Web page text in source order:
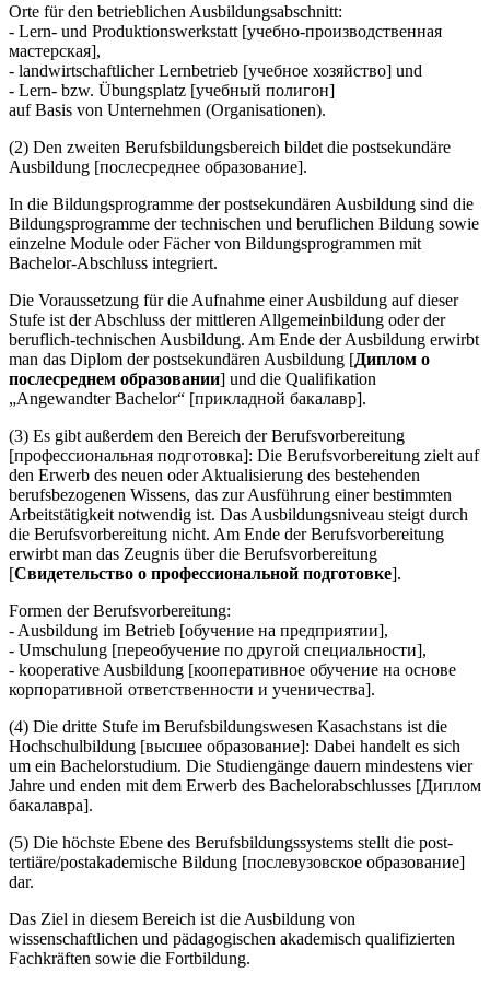
Orte für den betrieblichen Ausbildungsabschnitt:
- Lern- und Produktionswerkstatt [учебно-производственная
мастерская],
- landwirtschaftlicher Lernbetrieb [учебное хозяйство] und
- Lern- bzw. Übungsplatz [учебный полигон]
auf Basis von Unternehmen (Organisationen).
(2) Den zweiten Berufsbildungsbereich bildet die postsekundäre
Ausbildung [послесреднее образование].
In die Bildungsprogramme der postsekundären Ausbildung sind die
Bildungsprogramme der technischen und beruflichen Bildung sowie
einzelne Module oder Fächer von Bildungsprogrammen mit
Bachelor-Abschluss integriert.
Die Voraussetzung für die Aufnahme einer Ausbildung auf dieser
Stufe ist der Abschluss der mittleren Allgemeinbildung oder der
beruflich-technischen Ausbildung. Am Ende der Ausbildung erwirbt
man das Diplom der postsekundären Ausbildung [Диплом о
послесреднем образовании] und die Qualifikation
„Angewandter Bachelor“ [прикладной бакалавр].
(3) Es gibt außerdem den Bereich der Berufsvorbereitung
[профессиональная подготовка]: Die Berufsvorbereitung zielt auf
den Erwerb des neuen oder Aktualisierung des bestehenden
berufsbezogenen Wissens, das zur Ausführung einer bestimmten
Arbeitstätigkeit notwendig ist. Das Ausbildungsniveau steigt durch
die Berufsvorbereitung nicht. Am Ende der Berufsvorbereitung
erwirbt man das Zeugnis über die Berufsvorbereitung
[Свидетельство о профессиональной подготовке].
Formen der Berufsvorbereitung:
- Ausbildung im Betrieb [обучение на предприятии],
- Umschulung [переобучение по другой специальности],
- kooperative Ausbildung [кооперативное обучение на основе
корпоративной ответственности и ученичества].
(4) Die dritte Stufe im Berufsbildungswesen Kasachstans ist die
Hochschulbildung [высшее образование]: Dabei handelt es sich
um ein Bachelorstudium. Die Studiengänge dauern mindestens vier
Jahre und enden mit dem Erwerb des Bachelorabschlusses [Диплом
бакалавра].
(5) Die höchste Ebene des Berufsbildungssystems stellt die post-
tertiäre/postakademische Bildung [послевузовское образование]
dar.
Das Ziel in diesem Bereich ist die Ausbildung von
wissenschaftlichen und pädagogischen akademisch qualifizierten
Fachkräften sowie die Fortbildung.